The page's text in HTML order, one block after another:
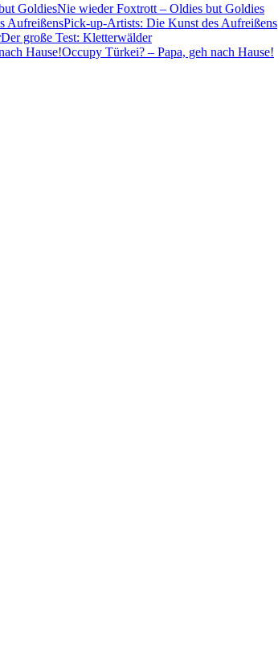
Nie wieder Foxtrott – Oldies but Goldies
Pick-up-Artists: Die Kunst des Aufreißens
Der große Test: Kletterwälder
Occupy Türkei? – Papa, geh nach Hause!